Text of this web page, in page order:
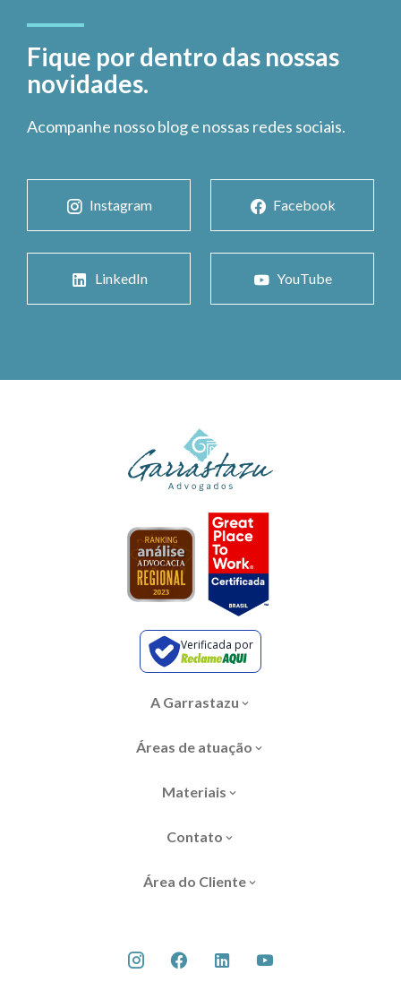
Fique por dentro das nossas
novidades.
Acompanhe nosso blog e nossas redes sociais.
Instagram Facebook
LinkedIn YouTube
Verificada por
A Garrastazu
Áreas de atuação
Materiais
Contato
Área do Cliente